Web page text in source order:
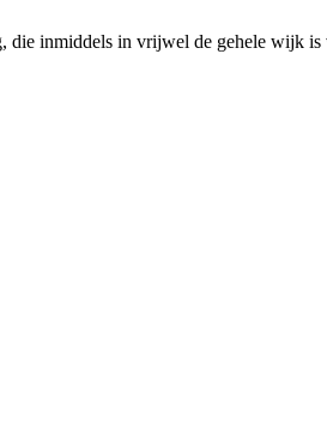
die inmiddels in vrijwel de gehele wijk